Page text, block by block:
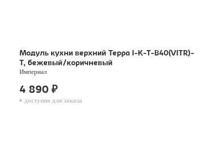
Модуль кухни верхний Терра I-K-T-B40(VITR)-
T, бежевый/коричневый
Империал
4 890 ₽
доступно для заказа